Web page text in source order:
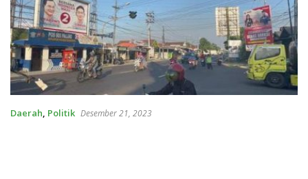
Daerah, Politik Desember 21, 2023